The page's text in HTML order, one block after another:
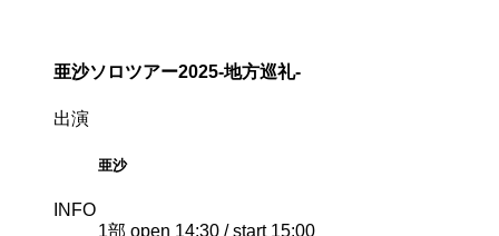
亜沙ソロツアー2025-地方巡礼-
出演
亜沙
INFO
1部 open 14:30 / start 15:00